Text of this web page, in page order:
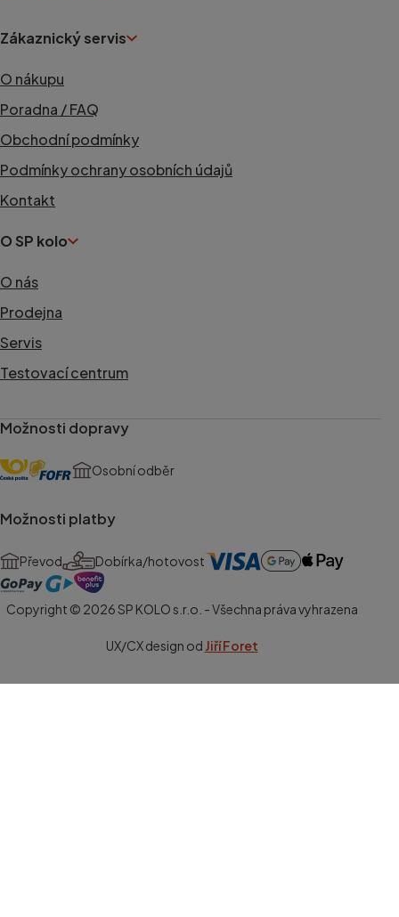
Zákaznický servis
O nákupu
Poradna / FAQ
Obchodní podmínky
Podmínky ochrany osobních údajů
Kontakt
O SP kolo
O nás
Prodejna
Servis
Testovací centrum
Možnosti dopravy
Osobní odběr
Možnosti platby
Převod Dobírka/hotovost
Copyright © 2026 SP KOLO s.r.o. - Všechna práva vyhrazena
UX/CX design od Jiří Foret